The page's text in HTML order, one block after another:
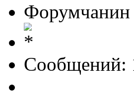
Форумчанин
Сообщений: